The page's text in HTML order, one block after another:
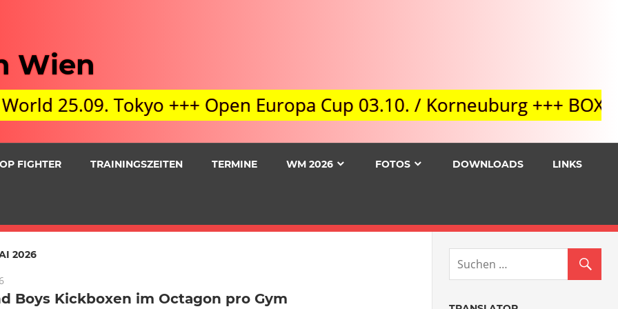
Wien
Tokyo +++ Open Europa Cup 03.10. / Korneuburg +++ BOXEN
FIGHTER TRAININGSZEITEN TERMINE WM 2026 FOTOS DOWNLOADS LINKS
2026
Boys Kickboxen im Octagon pro Gym